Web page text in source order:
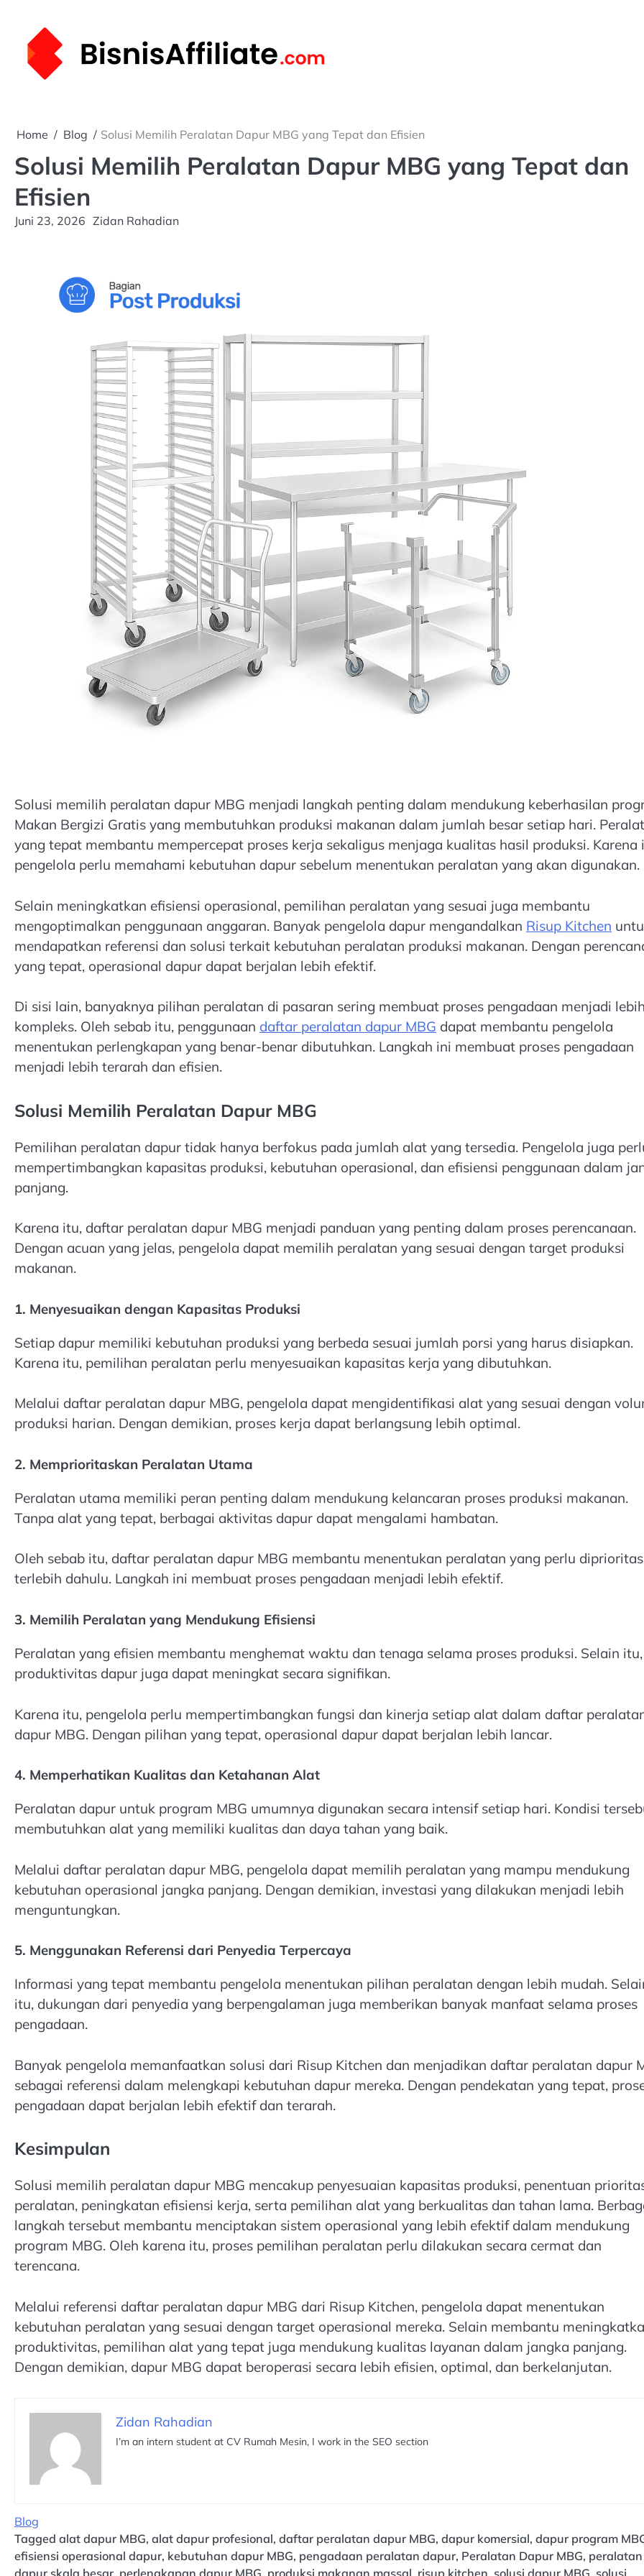
content
Home Blog Solusi Memilih Peralatan Dapur MBG yang Tepat dan Efisien
Solusi Memilih Peralatan Dapur MBG yang Tepat dan
Efisien
Juni 23, 2026 Zidan Rahadian
Solusi memilih peralatan dapur MBG menjadi langkah penting dalam mendukung keberhasilan
Makan Bergizi Gratis yang membutuhkan produksi makanan dalam jumlah besar setiap hari.
yang tepat membantu mempercepat proses kerja sekaligus menjaga kualitas hasil produksi. Karena
pengelola perlu memahami kebutuhan dapur sebelum menentukan peralatan yang akan digunakan.
Selain meningkatkan efisiensi operasional, pemilihan peralatan yang sesuai juga membantu
mengoptimalkan penggunaan anggaran. Banyak pengelola dapur mengandalkan Risup Kitchen
mendapatkan referensi dan solusi terkait kebutuhan peralatan produksi makanan. Dengan
yang tepat, operasional dapur dapat berjalan lebih efektif.
Di sisi lain, banyaknya pilihan peralatan di pasaran sering membuat proses pengadaan menjadi
kompleks. Oleh sebab itu, penggunaan daftar peralatan dapur MBG dapat membantu pengelola
menentukan perlengkapan yang benar-benar dibutuhkan. Langkah ini membuat proses pengadaan
menjadi lebih terarah dan efisien.
Solusi Memilih Peralatan Dapur MBG
Pemilihan peralatan dapur tidak hanya berfokus pada jumlah alat yang tersedia. Pengelola juga
mempertimbangkan kapasitas produksi, kebutuhan operasional, dan efisiensi penggunaan dalam
panjang.
Karena itu, daftar peralatan dapur MBG menjadi panduan yang penting dalam proses perencanaan.
Dengan acuan yang jelas, pengelola dapat memilih peralatan yang sesuai dengan target produksi
makanan.
1. Menyesuaikan dengan Kapasitas Produksi
Setiap dapur memiliki kebutuhan produksi yang berbeda sesuai jumlah porsi yang harus disiapkan.
Karena itu, pemilihan peralatan perlu menyesuaikan kapasitas kerja yang dibutuhkan.
Melalui daftar peralatan dapur MBG, pengelola dapat mengidentifikasi alat yang sesuai dengan
produksi harian. Dengan demikian, proses kerja dapat berlangsung lebih optimal.
2. Memprioritaskan Peralatan Utama
Peralatan utama memiliki peran penting dalam mendukung kelancaran proses produksi makanan.
Tanpa alat yang tepat, berbagai aktivitas dapur dapat mengalami hambatan.
Oleh sebab itu, daftar peralatan dapur MBG membantu menentukan peralatan yang perlu
terlebih dahulu. Langkah ini membuat proses pengadaan menjadi lebih efektif.
3. Memilih Peralatan yang Mendukung Efisiensi
Peralatan yang efisien membantu menghemat waktu dan tenaga selama proses produksi. Selain itu,
produktivitas dapur juga dapat meningkat secara signifikan.
Karena itu, pengelola perlu mempertimbangkan fungsi dan kinerja setiap alat dalam daftar
dapur MBG. Dengan pilihan yang tepat, operasional dapur dapat berjalan lebih lancar.
4. Memperhatikan Kualitas dan Ketahanan Alat
Peralatan dapur untuk program MBG umumnya digunakan secara intensif setiap hari. Kondisi
membutuhkan alat yang memiliki kualitas dan daya tahan yang baik.
Melalui daftar peralatan dapur MBG, pengelola dapat memilih peralatan yang mampu mendukung
kebutuhan operasional jangka panjang. Dengan demikian, investasi yang dilakukan menjadi lebih
menguntungkan.
5. Menggunakan Referensi dari Penyedia Terpercaya
Informasi yang tepat membantu pengelola menentukan pilihan peralatan dengan lebih mudah.
itu, dukungan dari penyedia yang berpengalaman juga memberikan banyak manfaat selama proses
pengadaan.
Banyak pengelola memanfaatkan solusi dari Risup Kitchen dan menjadikan daftar peralatan dapur
sebagai referensi dalam melengkapi kebutuhan dapur mereka. Dengan pendekatan yang tepat,
pengadaan dapat berjalan lebih efektif dan terarah.
Kesimpulan
Solusi memilih peralatan dapur MBG mencakup penyesuaian kapasitas produksi, penentuan
peralatan, peningkatan efisiensi kerja, serta pemilihan alat yang berkualitas dan tahan lama.
langkah tersebut membantu menciptakan sistem operasional yang lebih efektif dalam mendukung
program MBG. Oleh karena itu, proses pemilihan peralatan perlu dilakukan secara cermat dan
terencana.
Melalui referensi daftar peralatan dapur MBG dari Risup Kitchen, pengelola dapat menentukan
kebutuhan peralatan yang sesuai dengan target operasional mereka. Selain membantu
produktivitas, pemilihan alat yang tepat juga mendukung kualitas layanan dalam jangka panjang.
Dengan demikian, dapur MBG dapat beroperasi secara lebih efisien, optimal, dan berkelanjutan.
Zidan Rahadian
I’m an intern student at CV Rumah Mesin, I work in the SEO section
Blog
Tagged alat dapur MBG, alat dapur profesional, daftar peralatan dapur MBG, dapur komersial, dapur program
efisiensi operasional dapur, kebutuhan dapur MBG, pengadaan peralatan dapur, Peralatan Dapur MBG, peralatan
dapur skala besar perlengkapan dapur MBG produksi makanan massal risup kitchen solusi dapur MBG solusi